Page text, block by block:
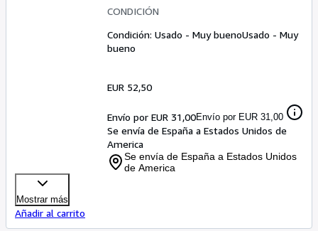
CONDICIÓN
Condición: Usado - Muy buenoUsado - Muy
bueno
EUR 52,50
Envío por EUR 31,00Envío por EUR 31,00
Se envía de España a Estados Unidos de
America
Se envía de España a Estados Unidos
de America
Mostrar más
Añadir al carrito